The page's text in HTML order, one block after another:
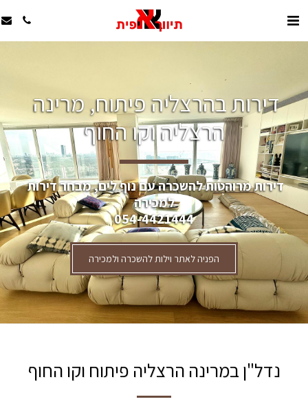
דירות בהרצליה פיתוח, מרינה
הרצליה וקו החוף
דירות מרוהטות להשכרה עם נוף לים, מבחר דירות
למכירה
054-4421444
הפניה לאתר וילות להשכרה ולמכירה
נדל"ן במרינה הרצליה פיתוח וקו החוף